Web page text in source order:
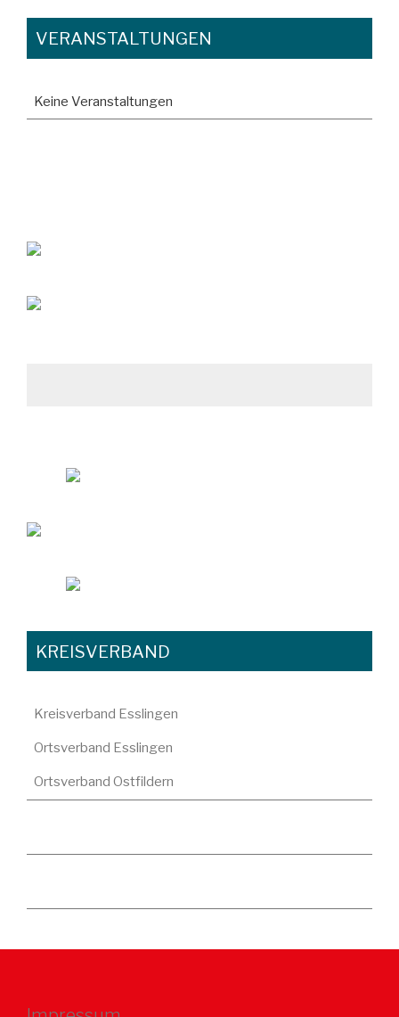
VERANSTALTUNGEN
Keine Veranstaltungen
KREISVERBAND
Kreisverband Esslingen
Ortsverband Esslingen
Ortsverband Ostfildern